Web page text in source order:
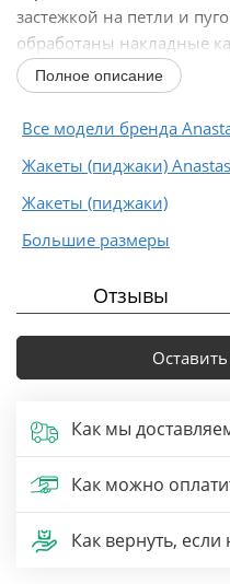
застежкой на петли и
обработаны накладные
Полное описание
Все модели бренда
Жакеты (пиджаки)
Жакеты (пиджаки)
Большие размеры
Отзывы
Как мы
Как можно
Как вернуть,